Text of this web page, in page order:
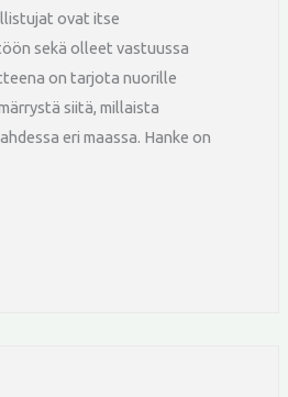
ovat itse
sekä olleet vastuussa
on tarjota nuorille
siitä, millaista
eri maassa. Hanke on